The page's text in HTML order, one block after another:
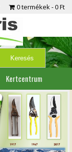
0 termékek 0 Ft
Kertcentrum